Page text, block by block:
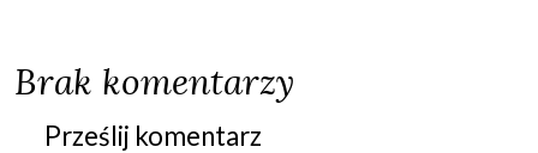
Brak komentarzy
Prześlij komentarz